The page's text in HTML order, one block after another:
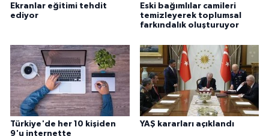
Ekranlar eğitimi tehdit
ediyor
Eski bağımlılar camileri
temizleyerek toplumsal
farkındalık oluşturuyor
Türkiye'de her 10 kişiden
9'u internette
YAŞ kararları açıklandı
Muş Müftülüğü
Niğde Müftülüğü
Ordu Müftülüğü
Osmaniye Müftülüğü